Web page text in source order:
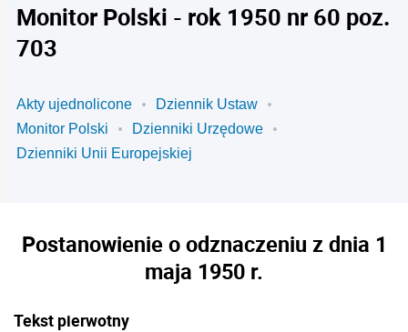
Monitor Polski - rok 1950 nr 60 poz.
703
Akty ujednolicone
Dziennik Ustaw
Monitor Polski
Dzienniki Urzędowe
Dzienniki Unii Europejskiej
Postanowienie o odznaczeniu z dnia 1
maja 1950 r.
Tekst pierwotny